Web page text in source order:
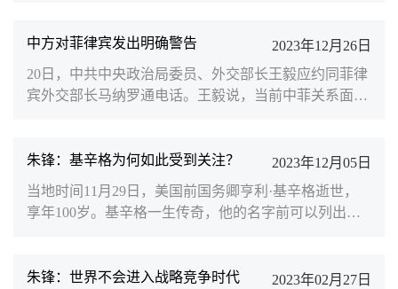
崛起，全球力量结构出现了“东升西降”的历史性态势。
自大航海时代和第一次工业革命以来全球财富、权力、
技术的美欧“中心主义”虽然有所下降，但全球力量分配
依然处于“西强东弱”的转型期。当前，由于地缘政治形
中方对菲律宾发出明确警告
2023年12月26日
20日，中共中央政治局委员、外交部长王毅应约同菲律
宾外交部长马纳罗通电话。王毅说，当前中菲关系面临
正当合法权利。“中菲关系已站在十字路口，面临何去
何从的选择，菲方务必要慎重行事。”王毅说。近来，
菲律宾在南海屡屡生事，不断在中国南沙群岛仁爱礁海
域侵权挑衅，并持续散布虚假信息，渲染炒作，抹黑中
朱锋：基辛格为何如此受到关注？
2023年12月05日
当地时间11月29日，美国前国务卿亨利·基辛格逝世，
享年100岁。基辛格一生传奇，他的名字前可以列出一
平、稳定、繁荣和全球秩序时代的‘建筑师’”。2017年，
朱锋：世界不会进入战略竞争时代
2023年02月27日